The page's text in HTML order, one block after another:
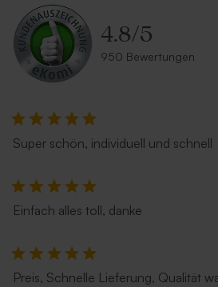
Terrakotta Umschlag
Umschlag 'Zartrosa'
4.8/5
950 Bewertungen
Super schön, individuell und schnell
Einfach alles toll, danke
Preis, Schnelle Lieferung, Qualität